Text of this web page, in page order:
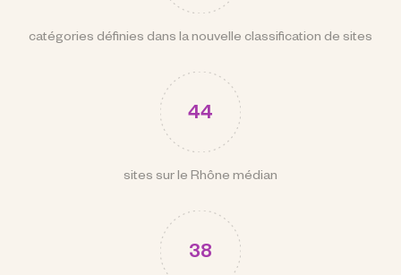
catégories définies dans la nouvelle classification de sites
44
sites sur le Rhône médian
38